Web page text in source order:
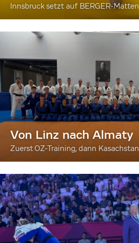
Innsbruck setzt auf BERGER-Matten
Von Linz nach Almaty
Zuerst OZ-Training, dann Kasachstan